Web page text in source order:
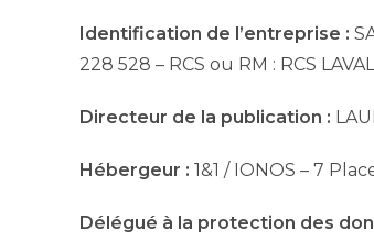
Identification de l’entreprise :
228 528 – RCS ou RM : RCS
Directeur de la publication :
Hébergeur : 1&1 / IONOS – 7
Délégué à la protection des